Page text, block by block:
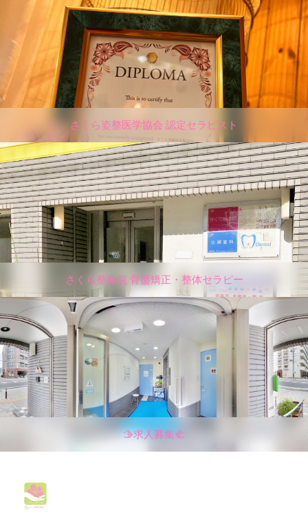
さくら姿整医学協会 認定セラピスト
さくら整体院 骨盤矯正・整体セラピー
🫱求人募集🫲